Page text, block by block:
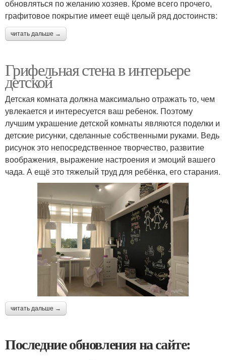
обновляться по желанию хозяев. Кроме всего прочего,
графитовое покрытие имеет ещё целый ряд достоинств:
читать дальше →
Грифельная стена в интерьере
детской
Детская комната должна максимально отражать то, чем
увлекается и интересуется ваш ребенок. Поэтому
лучшим украшение детской комнаты являются поделки и
детские рисунки, сделанные собственными руками. Ведь
рисунок это непосредственное творчество, развитие
воображения, выражение настроения и эмоций вашего
чада. А ещё это тяжелый труд для ребёнка, его старания.
читать дальше →
Последние обновления на сайте: